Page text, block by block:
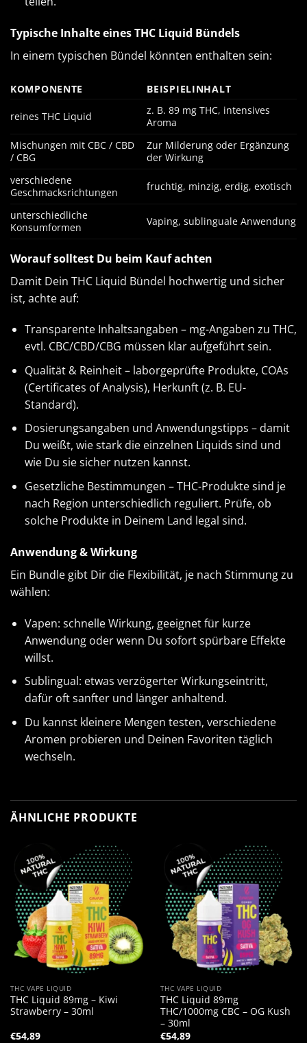
Typische Inhalte eines THC Liquid Bündels
In einem typischen Bündel könnten enthalten sein:
KOMPONENTE BEISPIELINHALT
reines THC Liquid
z. B. 89 mg THC, intensives
Aroma
Mischungen mit CBC / CBD
/ CBG
Zur Milderung oder Ergänzung
der Wirkung
verschiedene
Geschmacksrichtungen
fruchtig, minzig, erdig, exotisch
unterschiedliche
Konsumformen
Vaping, sublinguale Anwendung
Worauf solltest Du beim Kauf achten
Damit Dein THC Liquid Bündel hochwertig und sicher
ist, achte auf:
Transparente Inhaltsangaben – mg-Angaben zu THC,
evtl. CBC/CBD/CBG müssen klar aufgeführt sein.
Qualität & Reinheit – laborgeprüfte Produkte, COAs
(Certificates of Analysis), Herkunft (z. B. EU-
Standard).
Dosierungsangaben und Anwendungstipps – damit
Du weißt, wie stark die einzelnen Liquids sind und
wie Du sie sicher nutzen kannst.
Gesetzliche Bestimmungen – THC-Produkte sind je
nach Region unterschiedlich reguliert. Prüfe, ob
solche Produkte in Deinem Land legal sind.
Anwendung & Wirkung
Ein Bundle gibt Dir die Flexibilität, je nach Stimmung zu
wählen:
Vapen: schnelle Wirkung, geeignet für kurze
Anwendung oder wenn Du sofort spürbare Effekte
willst.
Sublingual: etwas verzögerter Wirkungseintritt,
dafür oft sanfter und länger anhaltend.
‌‌Du kannst kleinere Mengen testen, verschiedene
Aromen probieren und Deinen Favoriten täglich
wechseln.
ÄHNLICHE PRODUKTE
THC VAPE LIQUID
THC Liquid 89mg – Kiwi
Strawberry – 30ml
€54,89
THC VAPE LIQUID
THC Liquid 89mg
THC/1000mg CBC – OG Kush
– 30ml
€54,89